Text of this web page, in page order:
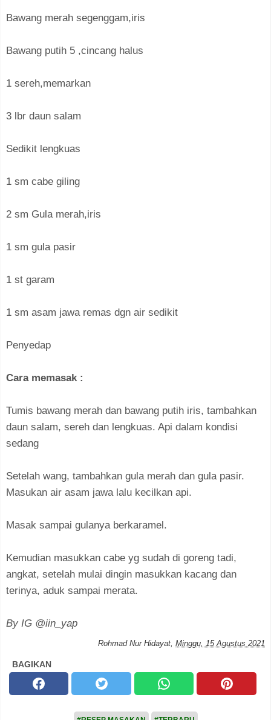
Bawang merah segenggam,iris⁣
Bawang putih 5 ,cincang halus⁣
1 sereh,memarkan⁣
3 lbr daun salam⁣
Sedikit lengkuas⁣
1 sm cabe giling⁣
2 sm Gula merah,iris⁣
1 sm gula pasir⁣
1 st garam⁣
1 sm asam jawa remas dgn air sedikit⁣
Penyedap⁣
Cara memasak :⁣
Tumis bawang merah dan bawang putih iris, tambahkan
daun salam, sereh dan lengkuas. Api dalam kondisi
sedang
Setelah wang, tambahkan gula merah dan gula pasir.
Masukan air asam jawa lalu kecilkan api.
Masak sampai gulanya berkaramel.
Kemudian masukkan cabe yg sudah di goreng tadi,
angkat, setelah mulai dingin masukkan kacang dan
terinya, aduk sampai merata.
By IG @iin_yap
Rohmad Nur Hidayat, Minggu, 15 Agustus 2021
BAGIKAN